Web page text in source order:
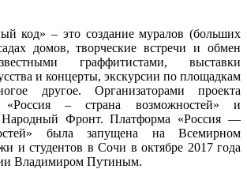
код» – это создание муралов (больших
домов, творческие встречи и обмен
граффитистами, выставки
и концерты, экскурсии по площадкам
другое. Организаторами проекта
– страна возможностей» и
Народный Фронт. Платформа «Россия —
была запущена на Всемирном
и студентов в Сочи в октябре 2017 года
Владимиром Путиным.